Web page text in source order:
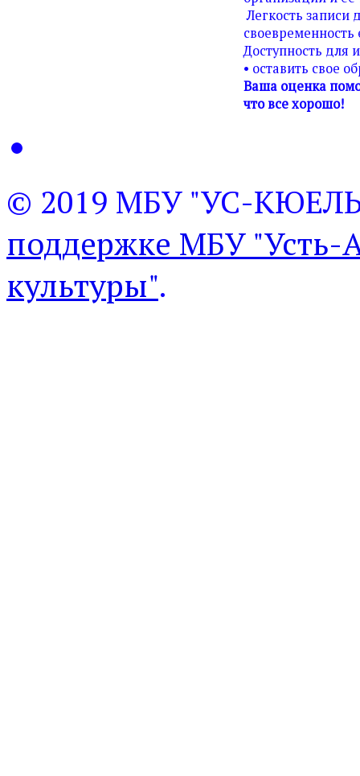
Легкость записи
своевременность
Доступность для
• оставить свое
Ваша оценка
что все хорошо!
© 2019 МБУ "УС-
поддержке МБУ "Усть-
культуры".